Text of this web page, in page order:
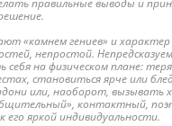
правильные выводы и
«камнем гениев» и характер
непростой.
себя на физическом плане:
становиться ярче или
или, наоборот, вызывать
контактный,
его яркой индивидуальности.